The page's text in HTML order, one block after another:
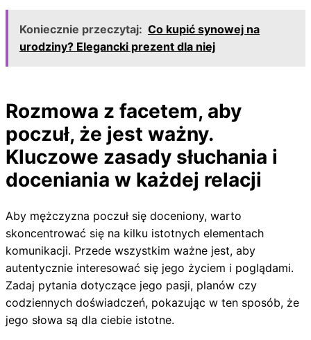
Koniecznie przeczytaj: Co kupić synowej na
urodziny? Elegancki prezent dla niej
Rozmowa z facetem, aby
poczuł, że jest ważny.
Kluczowe zasady słuchania i
doceniania w każdej relacji
Aby mężczyzna poczuł się doceniony, warto
skoncentrować się na kilku istotnych elementach
komunikacji. Przede wszystkim ważne jest, aby
autentycznie interesować się jego życiem i poglądami.
Zadaj pytania dotyczące jego pasji, planów czy
codziennych doświadczeń, pokazując w ten sposób, że
jego słowa są dla ciebie istotne.